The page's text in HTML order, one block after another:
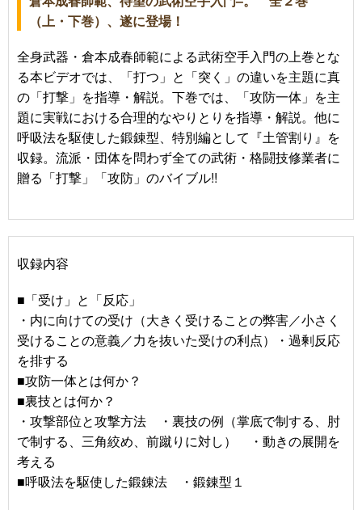
（上・下巻）、遂に登場！
全身武器・倉本成春師範による武術空手入門の上巻とな
る本ビデオでは、「打つ」と「突く」の違いを主題に真
の「打撃」を指導・解説。下巻では、「攻防一体」を主
題に実戦における合理的なやりとりを指導・解説。他に
呼吸法を駆使した鍛錬型、特別編として『土管割り』を
収録。流派・団体を問わず全ての武術・格闘技修業者に
贈る「打撃」「攻防」のバイブル!!
収録内容
■「受け」と「反応」
・内に向けての受け（大きく受けることの弊害／小さく
受けることの意義／力を抜いた受けの利点）・過剰反応
を排する
■攻防一体とは何か？
■裏技とは何か？
・攻撃部位と攻撃方法 ・裏技の例（掌底で制する、肘
で制する、三角絞め、前蹴りに対し） ・動きの展開を
考える
■呼吸法を駆使した鍛錬法 ・鍛錬型１